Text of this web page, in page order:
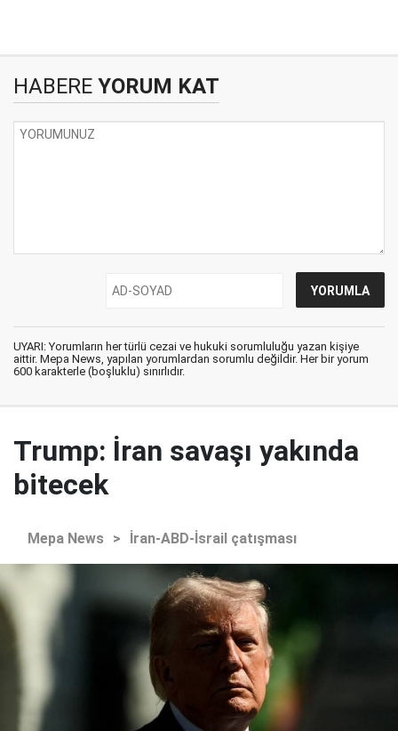
HABERE YORUM KAT
UYARI: Yorumların her türlü cezai ve hukuki sorumluluğu yazan kişiye
aittir. Mepa News, yapılan yorumlardan sorumlu değildir. Her bir yorum
600 karakterle (boşluklu) sınırlıdır.
Trump: İran savaşı yakında
bitecek
Mepa News > İran-ABD-İsrail çatışması